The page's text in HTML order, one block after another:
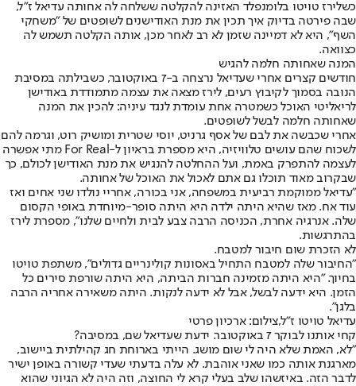
כשלירז טויטו בלומנפלד האזינה להקלטה ששלחה לה אחותה עדיאל ז״ל,
שבה פירטה בדיוק איך תכין את מנת האודישנים לשופטים של "משחקי
השף", היא לא דמיינה שזמן לא רב לאחר מכן, אותה הקלטה תשמש לה
כצוואה.
המנה שאחותה חלמה להגיש
חודשים קצרים אחרי שעדיאל נרצחה ב-7 באוקטובר, כשבילתה במסיבת
הנובה בסמוך לקיבוץ רעים, לירז מצאה את עצמה מתמודדת באודישן
לריאליטי האוכל כשמטרה אחת עומדת לנגד עיניה: להכין את המנה
שאחותה חלמה לבשל לשופטים.
אחרי שכבשה את לבם של אסף גרניט, יוסי שטרית ומושיק רוט, וגרמה להם
לשכוח שהם עושים טלוויזיה, היא מספרת בראיון ל-For Real מתי אפשרה
לעצמה להתפרק באמת, ועל ההחלטה להנגיש את מנת האודישן לכולם, כך
שבקרוב מאוד תוכלו גם אתם לאכול את האוכל של אחותה.
"עדיאל ממוקמת רביעית במשפחה, אני בכורה, אחריי נולדו שני אחים ואז
עוד אח. מאז שהיא היתה ילדה היא היתה סופר-מיוחדת באופי הקסום
שלה. אנרגיה אחרת, הכניסה הרבה צבע לבית ולחיים שלנו", מספרת לירז
בהתרגשות.
לא הזכרת שום חיבור למטבח.
"החיבור שלה למטבח התחיל באסונות קולינריים גדולים", משתפת טויטו
בחיוך. "היא היתה מזמינה חברות הביתה, היא היתה שורפת סירים כל
הזמן. היא ידעה לבשל, אבל לא ידעה לנקות. היתה משאירה אחריה הרבה
בלגן".
עדיאל טויטו ז"ל,צילום: ארכיון פרטי
קחי אותנו לבוקר 7 באוקטובר. ידעת שעדיאל שם, במסיבה?
"לא, האמת שלא היה לי שום מושג. הייתי בארוחת חג קהילתית ביישוב,
מארגנת אותה כמו שאני אוהבת. לא עלה בדעתי שעדי קשורה באופן ישיר
לדבר הזה. באיזשהו שלב בעלי קרא לי החוצה, וזה היה לא הגיוני שהוא